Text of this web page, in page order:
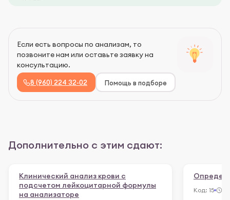
Если есть вопросы по анализам, то
позвоните нам или оставьте заявку на
консультацию.
8 (960) 224 32-02 Помощь в подборе
Дополнительно с этим сдают:
Клинический анализ крови с
подсчетом лейкоцитарной формулы
на анализаторе
Код: 15